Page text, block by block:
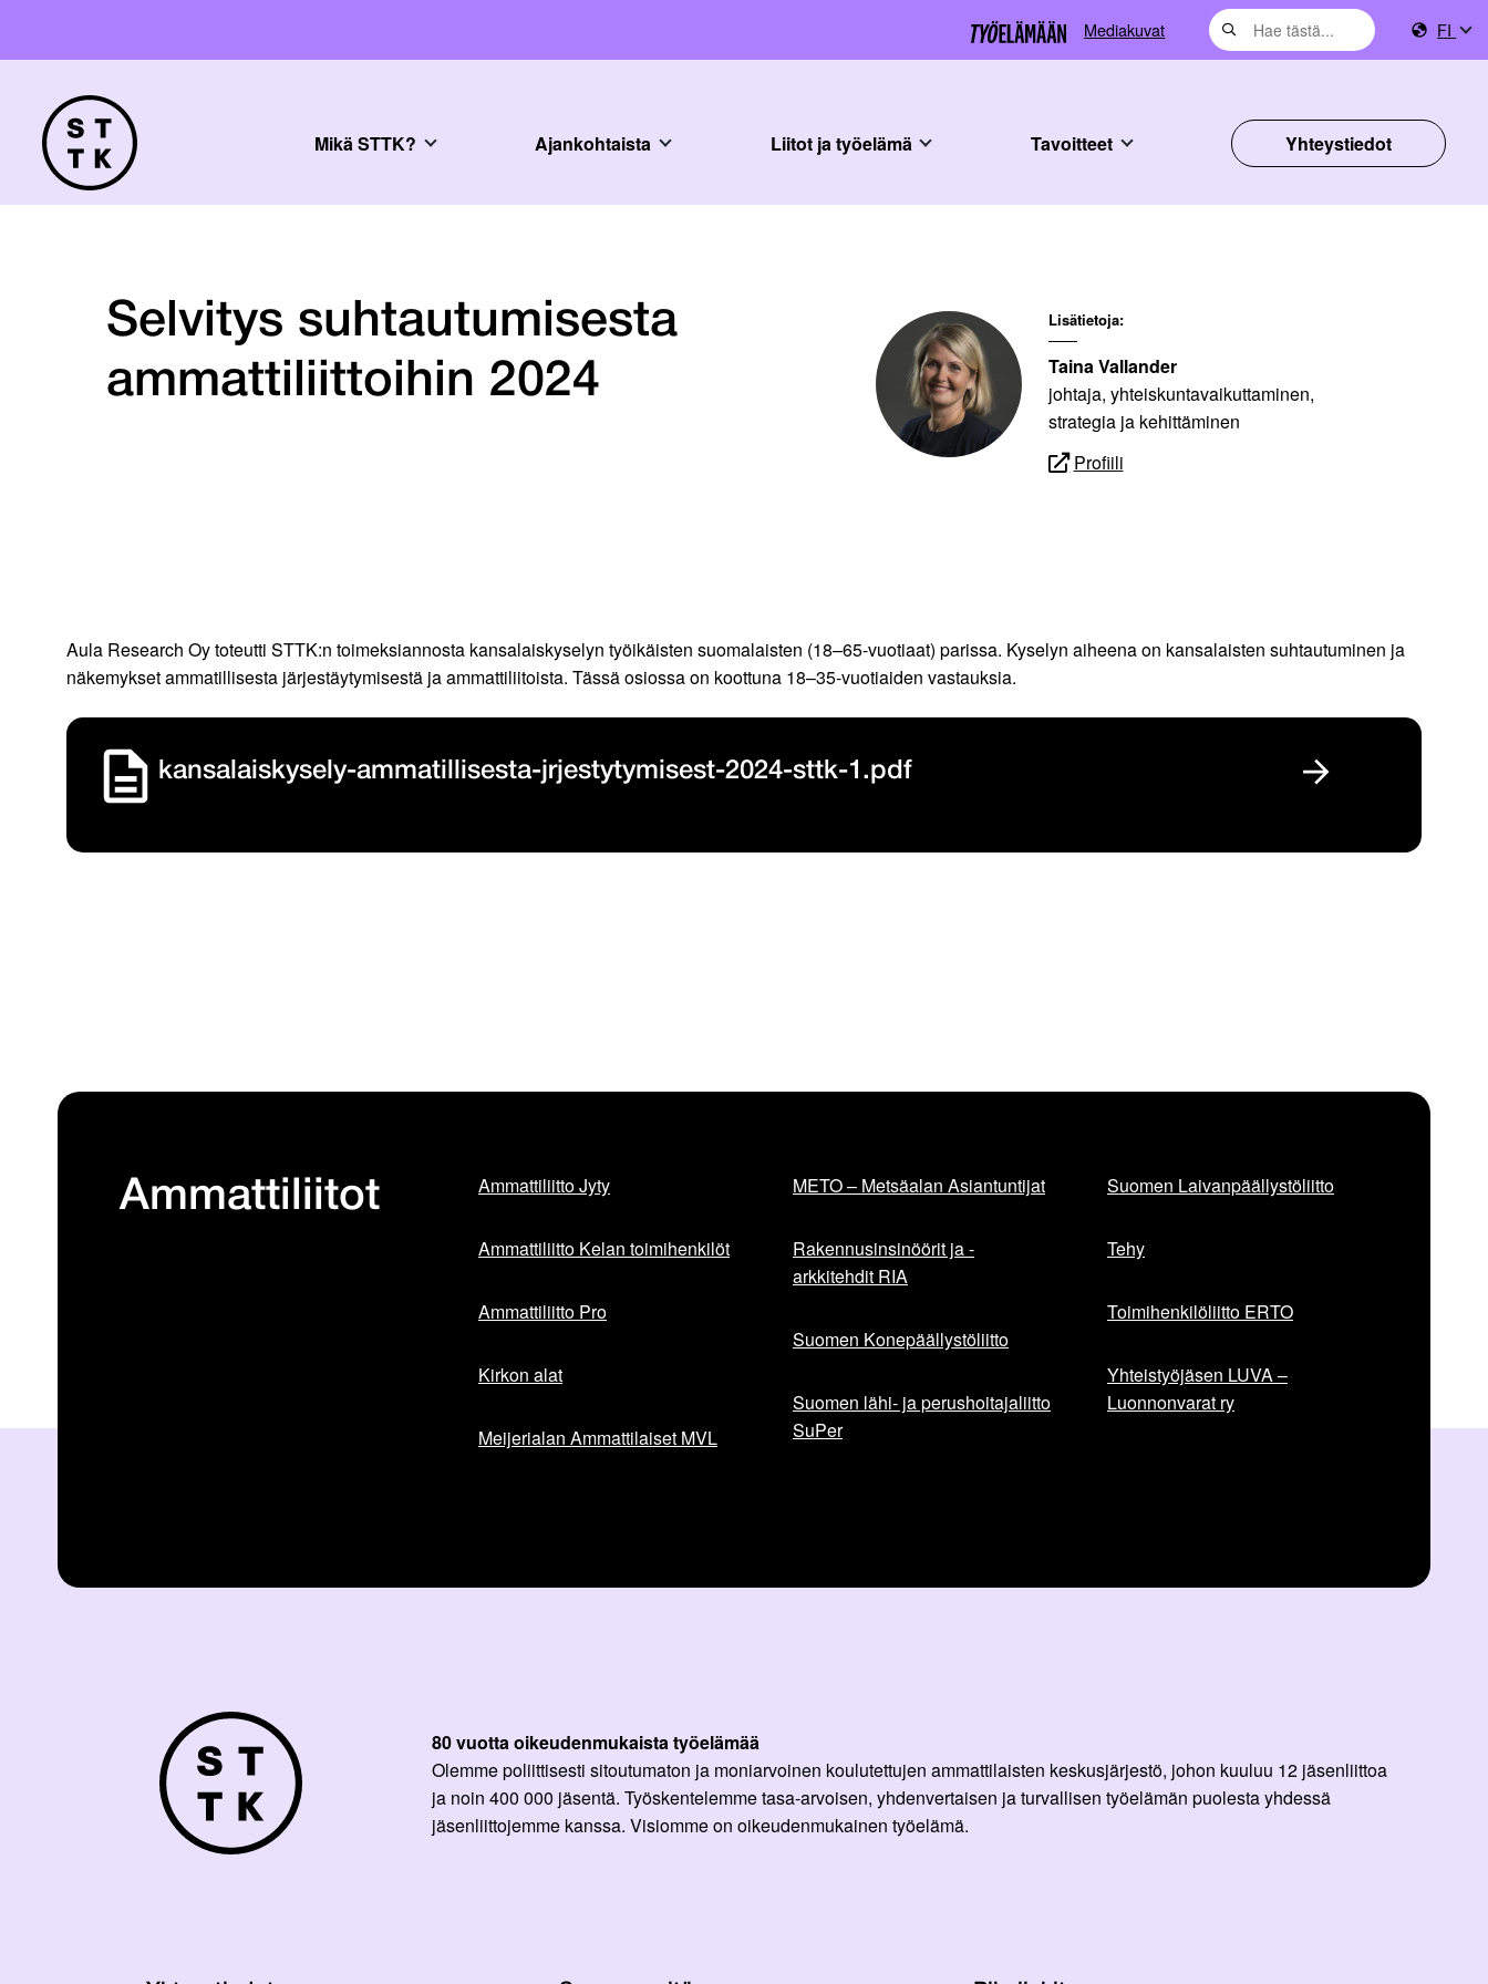
Mediakuvat FI
Mikä STTK? Ajankohtaista Liitot ja työelämä Tavoitteet Yhteystiedot
Selvitys suhtautumisesta
ammattiliittoihin 2024
Lisätietoja:
Taina Vallander
johtaja, yhteiskuntavaikuttaminen,
strategia ja kehittäminen
Profiili
Aula Research Oy toteutti STTK:n toimeksiannosta kansalaiskyselyn työikäisten suomalaisten (18–65-vuotiaat) parissa. Kyselyn aiheena on kansalaisten suhtautuminen ja
näkemykset ammatillisesta järjestäytymisestä ja ammattiliitoista. Tässä osiossa on koottuna 18–35-vuotiaiden vastauksia.
kansalaiskysely-ammatillisesta-jrjestytymisest-2024-sttk-1.pdf
Ammattiliitot Ammattiliitto Jyty
Ammattiliitto Kelan toimihenkilöt
Ammattiliitto Pro
Kirkon alat
Meijerialan Ammattilaiset MVL
METO – Metsäalan Asiantuntijat
Rakennusinsinöörit ja -
arkkitehdit RIA
Suomen Konepäällystöliitto
Suomen lähi- ja perushoitajaliitto
SuPer
Suomen Laivanpäällystöliitto
Tehy
Toimihenkilöliitto ERTO
Yhteistyöjäsen LUVA –
Luonnonvarat ry
80 vuotta oikeudenmukaista työelämää
Olemme poliittisesti sitoutumaton ja moniarvoinen koulutettujen ammattilaisten keskusjärjestö, johon kuuluu 12 jäsenliittoa
ja noin 400 000 jäsentä. Työskentelemme tasa-arvoisen, yhdenvertaisen ja turvallisen työelämän puolesta yhdessä
jäsenliittojemme kanssa. Visiomme on oikeudenmukainen työelämä.